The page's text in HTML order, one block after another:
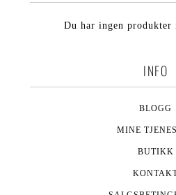
Du har ingen produkter
INFO
BLOGG
MINE
BUTIKK